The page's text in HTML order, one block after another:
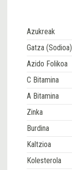
Azukreak
Gatza (Sodioa)
Azido Folikoa
C Bitamina
A Bitamina
Zinka
Burdina
Kaltzioa
Kolesterola